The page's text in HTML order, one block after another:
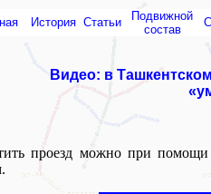
История Статьи
Подвижной
состав
Видео: в
проезд можно при